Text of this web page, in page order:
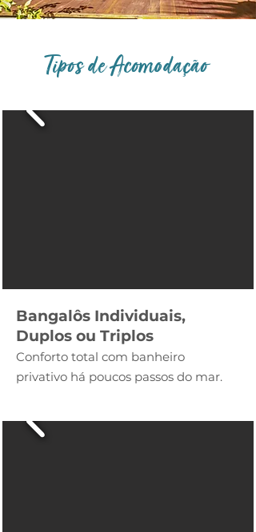
Tipos de Acomodação
Bangalôs Individuais,
Duplos ou Triplos
Conforto total com banheiro
privativo há poucos passos do mar.